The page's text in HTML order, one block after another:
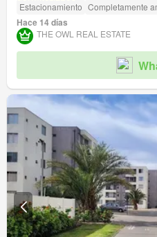
Estacionamiento Completamente
Hace 14 días
THE OWL REAL ESTATE